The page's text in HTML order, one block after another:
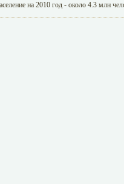
на 2010 год - около 4.3 млн